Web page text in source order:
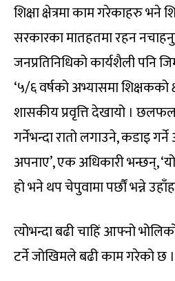
शिक्षा क्षेत्रमा काम गरेकाहरु भने
सरकारका मातहतमा रहन
जनप्रतिनिधिको कार्यशैली पनि
‘५/६ वर्षको अभ्यासमा शिक्षकको
शासकीय प्रवृत्ति देखायो ।
गर्नेभन्दा रातो लगाउने, कडाइ
अपनाए’, एक अधिकारी भन्छन्,
हो भने थप चेपुवामा पर्छौं भन्ने
त्योभन्दा बढी चाहिं आफ्नो
टर्ने जोखिमले बढी काम गरेको छ ।